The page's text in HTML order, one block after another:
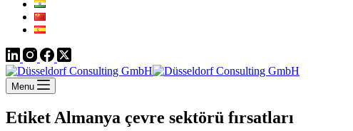
Menu
Etiket Almanya çevre sektörü fırsatları